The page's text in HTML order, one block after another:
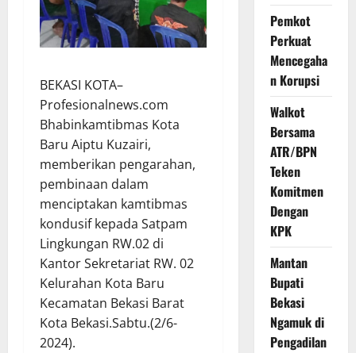
BEKASI KOTA–
Profesionalnews.com
Bhabinkamtibmas Kota
Baru Aiptu Kuzairi,
memberikan pengarahan,
pembinaan dalam
menciptakan kamtibmas
kondusif kepada Satpam
Lingkungan RW.02 di
Kantor Sekretariat RW. 02
Kelurahan Kota Baru
Kecamatan Bekasi Barat
Kota Bekasi.Sabtu.(2/6-
2024).
Pemkot
Perkuat
Mencegaha
n Korupsi
Walkot
Bersama
ATR/BPN
Teken
Komitmen
Dengan
KPK
Mantan
Bupati
Bekasi
Ngamuk di
Pengadilan